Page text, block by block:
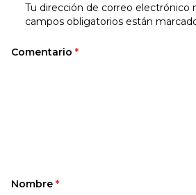
Tu dirección de correo electrónico
campos obligatorios están
Comentario *
Nombre *